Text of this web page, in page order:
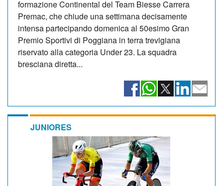
formazione Continental del Team Biesse Carrera
Premac, che chiude una settimana decisamente
intensa partecipando domenica al 50esimo Gran
Premio Sportivi di Poggiana in terra trevigiana
riservato alla categoria Under 23. La squadra
bresciana diretta...
JUNIORES